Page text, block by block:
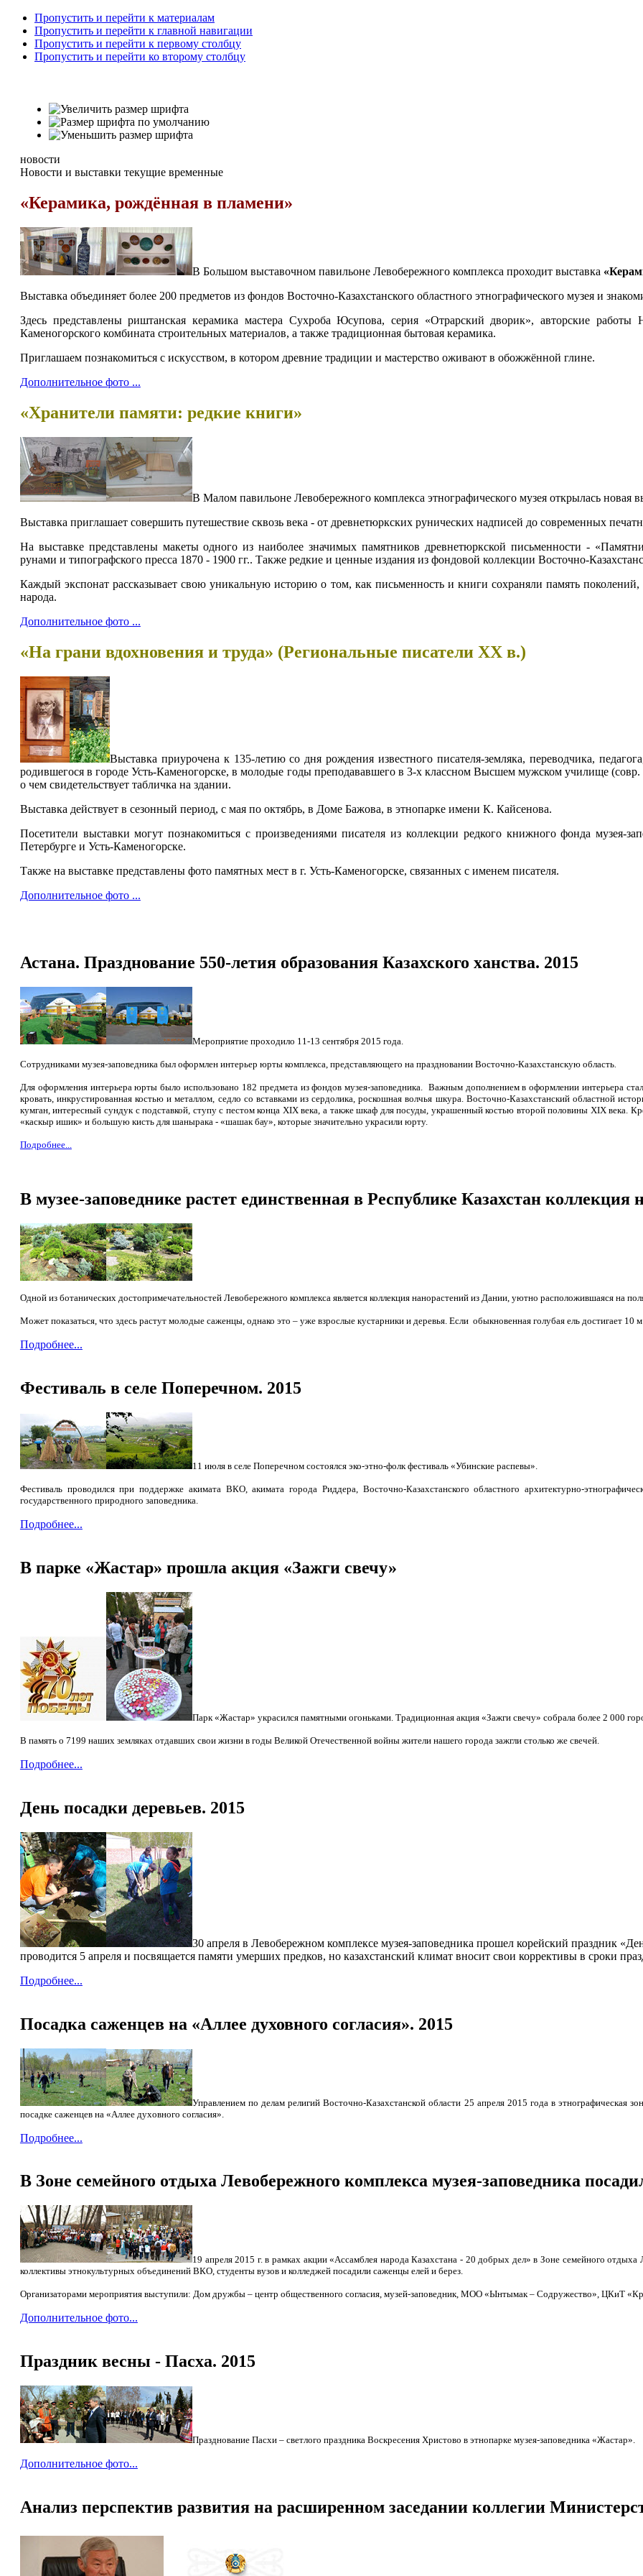
Пропустить и перейти к материалам
Пропустить и перейти к главной навигации
Пропустить и перейти к первому столбцу
Пропустить и перейти ко второму столбцу
новости
Новости и выставки текущие временные
«Керамика, рождённая в пламени»
В Большом выставочном павильоне Левобережного комплекса проходит выставка
Выставка объединяет более 200 предметов из фондов Восточно-Казахстанского областного этнографического музея и
Здесь представлены риштанская керамика мастера Сухроба Юсупова, серия «Отрарский дворик», авторские
Каменогорского комбината строительных материалов, а также традиционная бытовая керамика.
Приглашаем познакомиться с искусством, в котором древние традиции и мастерство оживают в обожжённой глине.
Дополнительное фото ...
«Хранители памяти: редкие книги»
В Малом павильоне Левобережного комплекса этнографического музея открылась новая
Выставка приглашает совершить путешествие сквозь века - от древнетюркских рунических надписей до современных
На выставке представлены макеты одного из наиболее значимых памятников древнетюркской письменности -
рунами и типографского пресса 1870 - 1900 гг.. Также редкие и ценные издания из фондовой коллекции Восточно-
Каждый экспонат рассказывает свою уникальную историю о том, как письменность и книги сохраняли память поколений,
народа.
Дополнительное фото ...
«На грани вдохновения и труда» (Региональные писатели ХХ в.)
Выставка приурочена к 135-летию со дня рождения известного писателя-земляка, переводчика,
родившегося в городе Усть-Каменогорске, в молодые годы преподававшего в 3-х классном Высшем мужском училище (совр.
о чем свидетельствует табличка на здании.
Выставка действует в сезонный период, с мая по октябрь, в Доме Бажова, в этнопарке имени К. Кайсенова.
Посетители выставки могут познакомиться с произведениями писателя из коллекции редкого книжного фонда музея-
Петербурге и Усть-Каменогорске.
Также на выставке представлены фото памятных мест в г. Усть-Каменогорске, связанных с именем писателя.
Дополнительное фото ...
Астана. Празднование 550-летия образования Казахского ханства. 2015
Мероприятие проходило 11-13 сентября 2015 года.
Сотрудниками музея-заповедника был оформлен интерьер юрты комплекса, представляющего на праздновании Восточно-Казахстанскую область.
Для оформления интерьера юрты было использовано 182 предмета из фондов музея-заповедника. Важным дополнением в оформлении интерьера
кровать, инкрустированная костью и металлом, седло со вставками из сердолика, роскошная волчья шкура. Восточно-Казахстанский областной
кумган, интересный сундук с подставкой, ступу с пестом конца XIX века, а также шкаф для посуды, украшенный костью второй половины XIX
«каскыр ишик» и большую кисть для шанырака - «шашак бау», которые значительно украсили юрту.
Подробнее...
В музее-заповеднике растет единственная в Республике Казахстан коллекция
Одной из ботанических достопримечательностей Левобережного комплекса является коллекция нанорастений из Дании, уютно расположившаяся на
Может показаться, что здесь растут молодые саженцы, однако это – уже взрослые кустарники и деревья. Если обыкновенная голубая ель достигает 10
Подробнее...
Фестиваль в селе Поперечном. 2015
11 июля в селе Поперечном состоялся эко-этно-фолк фестиваль «Убинские распевы».
Фестиваль проводился при поддержке акимата ВКО, акимата города Риддера, Восточно-Казахстанского областного архитектурно-
государственного природного заповедника.
Подробнее...
В парке «Жастар» прошла акция «Зажги свечу»
Парк «Жастар» украсился памятными огоньками. Традиционная акция «Зажги свечу» собрала более 2 000
В память о 7199 наших земляках отдавших свои жизни в годы Великой Отечественной войны жители нашего города зажгли столько же свечей.
Подробнее...
День посадки деревьев. 2015
30 апреля в Левобережном комплексе музея-заповедника прошел корейский праздник
проводится 5 апреля и посвящается памяти умерших предков, но казахстанский климат вносит свои коррективы в сроки
Подробнее...
Посадка саженцев на «Аллее духовного согласия». 2015
Управлением по делам религий Восточно-Казахстанской области 25 апреля 2015 года вэтнографическая
посадке саженцев на «Аллее духовного согласия».
Подробнее...
В Зоне семейного отдыха Левобережного комплекса музея-заповедника
19 апреля 2015 г. в рамках акции «Ассамблея народа Казахстана - 20 добрых дел» в Зоне семейного отдыха
коллективы этнокультурных объединений ВКО, студенты вузов и колледжей посадили саженцы елей и берез.
Организаторами мероприятия выступили: Дом дружбы – центр общественного согласия, музей-заповедник, МОО «Ынтымак – Содружество», ЦКиТ
Дополнительное фото...
Праздник весны - Пасха. 2015
Празднование Пасхи – светлого праздника Воскресения Христово в этнопарке музея-заповедника «Жастар».
Дополнительное фото...
Анализ перспектив развития на расширенном заседании коллегии